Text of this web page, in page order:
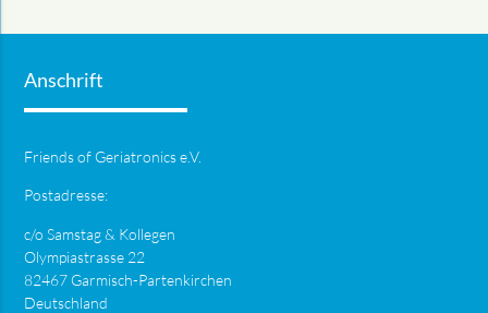
Anschrift
Friends of Geriatronics e.V.
Postadresse:
c/o Samstag & Kollegen
Olympiastrasse 22
82467 Garmisch-Partenkirchen
Deutschland